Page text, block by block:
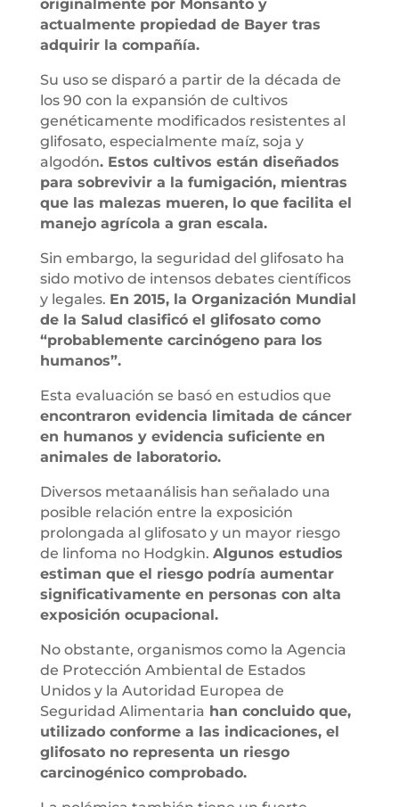
originalmente por Monsanto y
actualmente propiedad de Bayer tras
adquirir la compañía.
Su uso se disparó a partir de la década de
los 90 con la expansión de cultivos
genéticamente modificados resistentes al
glifosato, especialmente maíz, soja y
algodón. Estos cultivos están diseñados
para sobrevivir a la fumigación, mientras
que las malezas mueren, lo que facilita el
manejo agrícola a gran escala.
Sin embargo, la seguridad del glifosato ha
sido motivo de intensos debates científicos
y legales. En 2015, la Organización Mundial
de la Salud clasificó el glifosato como
“probablemente carcinógeno para los
humanos”.
Esta evaluación se basó en estudios que
encontraron evidencia limitada de cáncer
en humanos y evidencia suficiente en
animales de laboratorio.
Diversos metaanálisis han señalado una
posible relación entre la exposición
prolongada al glifosato y un mayor riesgo
de linfoma no Hodgkin. Algunos estudios
estiman que el riesgo podría aumentar
significativamente en personas con alta
exposición ocupacional.
No obstante, organismos como la Agencia
de Protección Ambiental de Estados
Unidos y la Autoridad Europea de
Seguridad Alimentaria han concluido que,
utilizado conforme a las indicaciones, el
glifosato no representa un riesgo
carcinogénico comprobado.